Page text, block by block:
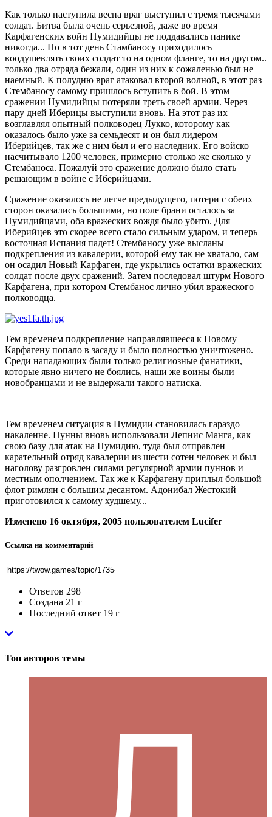
Как только наступила весна враг выступил с тремя тысячами
солдат. Битва была очень серьезной, даже во время
Карфагенских войн Нумидийцы не поддавались панике
никогда... Но в тот день Стамбаносу приходилось
воодушевлять своих солдат то на одном фланге, то на другом..
только два отряда бежали, один из них к сожаленью был не
наемный. К полудню враг атаковал второй волной, в этот раз
Стембаносу самому пришлось вступить в бой. В этом
сражении Нумидийцы потеряли треть своей армии. Через
пару дней Иберицы выступили вновь. На этот раз их
возглавлял опытный полководец Лукко, которому как
оказалось было уже за семьдесят и он был лидером
Иберийцев, так же с ним был и его наследник. Его войско
насчитывало 1200 человек, примерно столько же сколько у
Стембаноса. Пожалуй это сражение должно было стать
решающим в войне с Иберийцами.
Сражение оказалось не легче предыдущего, потери с обеих
сторон оказались большими, но поле брани осталось за
Нумидийцами, оба вражеских вождя было убито. Для
Иберийцев это скорее всего стало сильным ударом, и теперь
восточная Испания падет! Стембаносу уже высланы
подкрепления из кавалерии, которой ему так не хватало, сам
он осадил Новый Карфаген, где укрылись остатки вражеских
солдат после двух сражений. Затем последовал штурм Нового
Карфагена, при котором Стембанос лично убил вражеского
полководца.
Тем временем подкрепление направлявшееся к Новому
Карфагену попало в засаду и было полностью уничтожено.
Среди нападающих были только религиозные фанатики,
которые явно ничего не боялись, наши же воины были
новобранцами и не выдержали такого натиска.
Тем временем ситуация в Нумидии становилась гараздо
накаленне. Пунны вновь использовали Лепнис Манга, как
свою базу для атак на Нумидию, туда был отправлен
карательный отряд кавалерии из шести сотен человек и был
наголову разгровлен силами регулярной армии пуннов и
местным ополчением. Так же к Карфагену приплыл большой
флот римлян с большим десантом. Адонибал Жестокий
приготовился к самому худшему...
Изменено 16 октября, 2005 пользователем Lucifer
Ссылка на комментарий
Ответов 298
Создана 21 г
Последний ответ 19 г
Топ авторов темы